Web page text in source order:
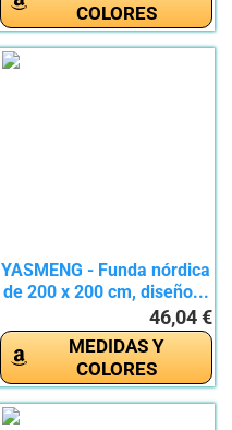
COLORES
YASMENG - Funda nórdica
de 200 x 200 cm, diseño...
46,04 €
MEDIDAS Y
COLORES